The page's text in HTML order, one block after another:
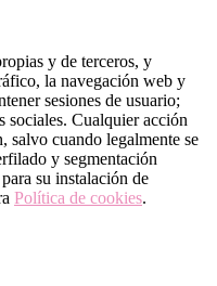
y de terceros, y
la navegación web y
sesiones de usuario;
sociales. Cualquier acción
salvo cuando legalmente se
y segmentación
su instalación de
Política de cookies.